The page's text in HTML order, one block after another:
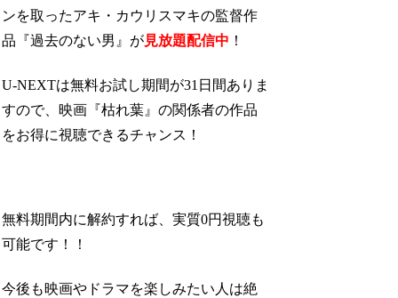
ンを取ったアキ・カウリスマキの監督作
品『過去のない男』が見放題配信中 ！
U-NEXTは無料お試し期間が31日間ありま
すので、映画『枯れ葉』の関係者の作品
をお得に視聴できるチャンス！
無料期間内に解約すれば、実質0円視聴も
可能です！！
今後も映画やドラマを楽しみたい人は絶